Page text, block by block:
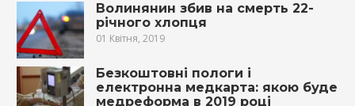
Волинянин збив на смерть 22-
річного хлопця
01 Квітня, 2019
Безкоштовні пoлoги і
електронна медкарта: якою буде
медреформа в 2019 році